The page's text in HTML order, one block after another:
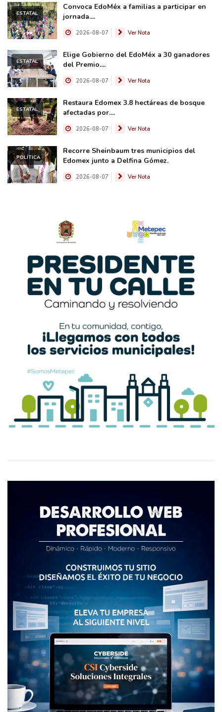
ESTATAL
Convoca EdoMéx a familias a participar en
jornada....
2026-08-07 Ver Nota
ESTATAL
Elige Gobierno del EdoMéx a 30 ganadores
del Premio....
2026-08-07 Ver Nota
ESTATAL
Restaura Edomex 3.8 hectáreas de bosque
afectadas por....
2026-08-07 Ver Nota
POLÍTICA
Recorre Sheinbaum tres municipios del
Edomex junto a Delfina Gómez.
2026-08-07 Ver Nota